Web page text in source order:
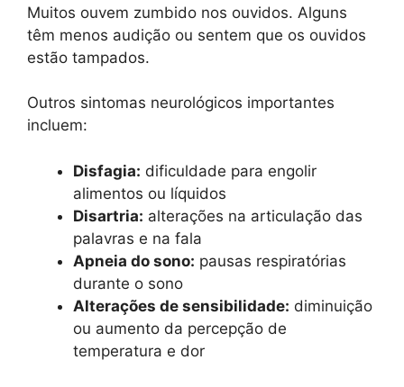
Muitos ouvem zumbido nos ouvidos. Alguns
têm menos audição ou sentem que os ouvidos
estão tampados.
Outros sintomas neurológicos importantes
incluem:
Disfagia: dificuldade para engolir
alimentos ou líquidos
Disartria: alterações na articulação das
palavras e na fala
Apneia do sono: pausas respiratórias
durante o sono
Alterações de sensibilidade: diminuição
ou aumento da percepção de
temperatura e dor